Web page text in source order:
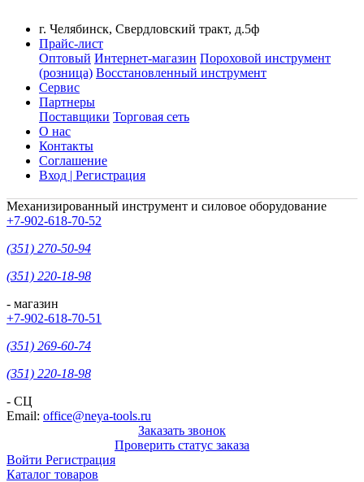
г. Челябинск, Свердловский тракт, д.5ф
Прайс-лист
Оптовый Интернет-магазин Пороховой инструмент
(розница) Восстановленный инструмент
Сервис
Партнеры
Поставщики Торговая сеть
О нас
Контакты
Соглашение
Вход | Регистрация
Механизированный инструмент и силовое оборудование
+7-902-618-70-52
(351) 270-50-94
(351) 220-18-98
- магазин
+7-902-618-70-51
(351) 269-60-74
(351) 220-18-98
- СЦ
Email: office@neya-tools.ru
Заказать звонок
Проверить статус заказа
Войти Регистрация
Каталог товаров